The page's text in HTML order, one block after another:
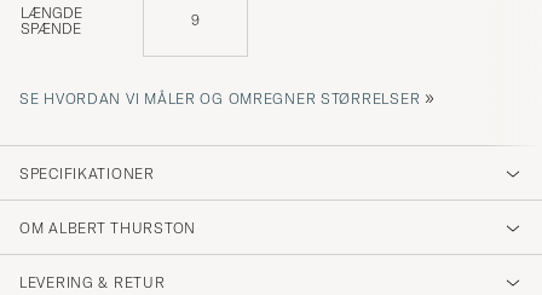
LÆNGDE
SPÆNDE
9
SE HVORDAN VI MÅLER OG OMREGNER STØRRELSER »
SPECIFIKATIONER
OM ALBERT THURSTON
LEVERING & RETUR